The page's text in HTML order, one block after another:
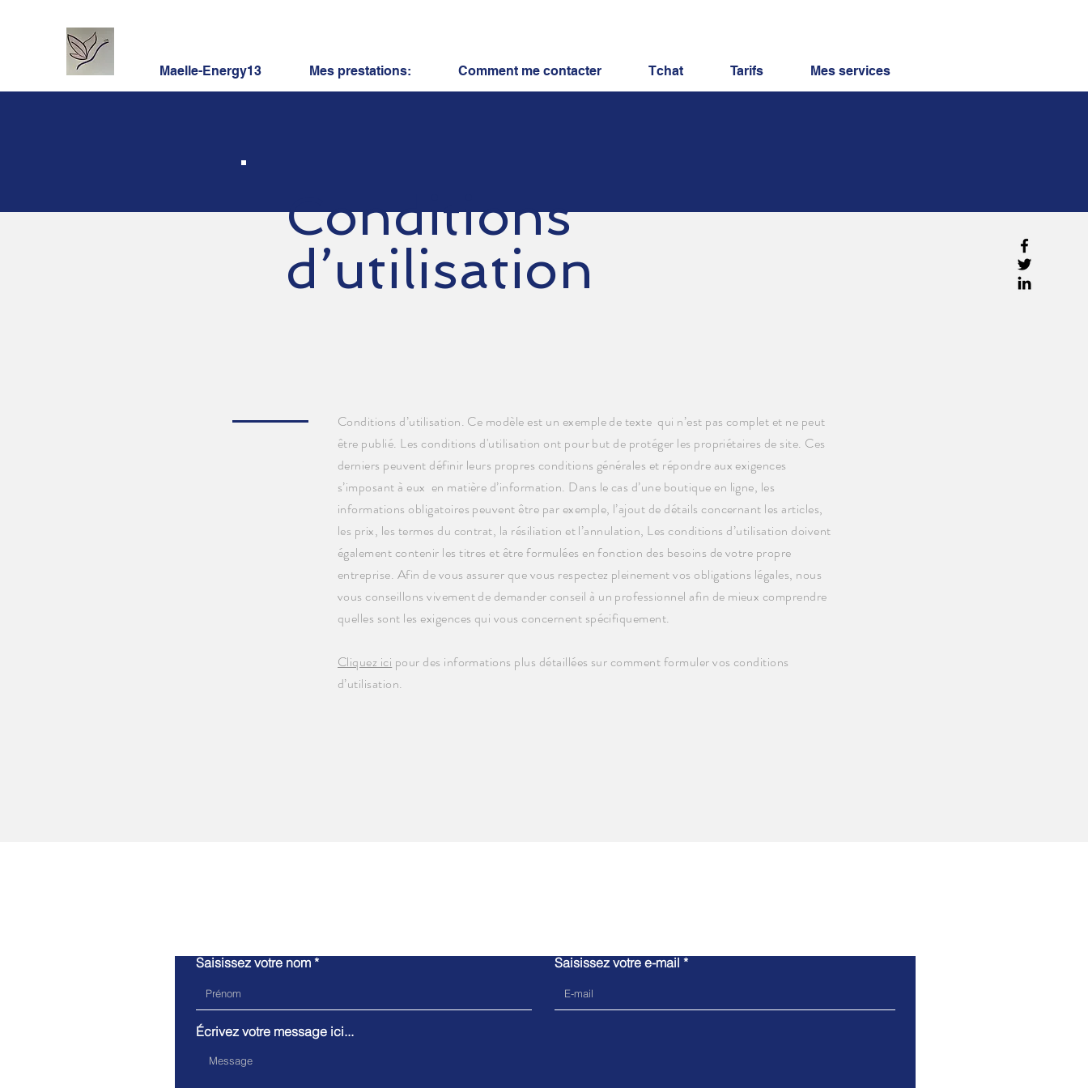
Maelle-Energy13 Mes prestations: Comment me contacter Tchat Tarifs Mes services
Conditions
d’utilisation
Conditions d’utilisation. Ce modèle est un exemple de texte qui n’est pas complet et ne peut
être publié. Les conditions d'utilisation ont pour but de protéger les propriétaires de site. Ces
derniers peuvent définir leurs propres conditions générales et répondre aux exigences
s’imposant à eux en matière d’information. Dans le cas d’une boutique en ligne, les
informations obligatoires peuvent être par exemple, l’ajout de détails concernant les articles,
les prix, les termes du contrat, la résiliation et l’annulation, Les conditions d’utilisation doivent
également contenir les titres et être formulées en fonction des besoins de votre propre
entreprise. Afin de vous assurer que vous respectez pleinement vos obligations légales, nous
vous conseillons vivement de demander conseil à un professionnel afin de mieux comprendre
quelles sont les exigences qui vous concernent spécifiquement.
Cliquez ici pour des informations plus détaillées sur comment formuler vos conditions
d’utilisation.
Saisissez votre nom Saisissez votre e-mail
Écrivez votre message ici...